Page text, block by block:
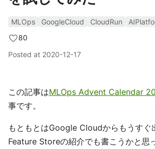
MLOps GoogleCloud CloudRun
80
Posted at 2020-12-17
この記事はMLOps Advent Calendar
事です。
もともとはGoogle Cloudからもうすぐ
Feature Storeの紹介でも書こうかと思